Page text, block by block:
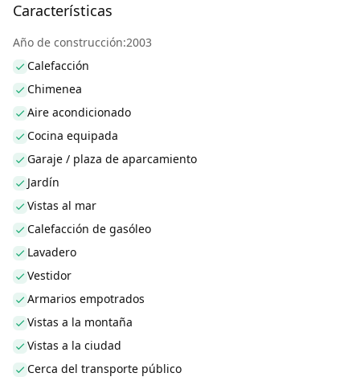
Características
Año de construcción:2003
Calefacción
Chimenea
Aire acondicionado
Cocina equipada
Garaje / plaza de aparcamiento
Jardín
Vistas al mar
Calefacción de gasóleo
Lavadero
Vestidor
Armarios empotrados
Vistas a la montaña
Vistas a la ciudad
Cerca del transporte público